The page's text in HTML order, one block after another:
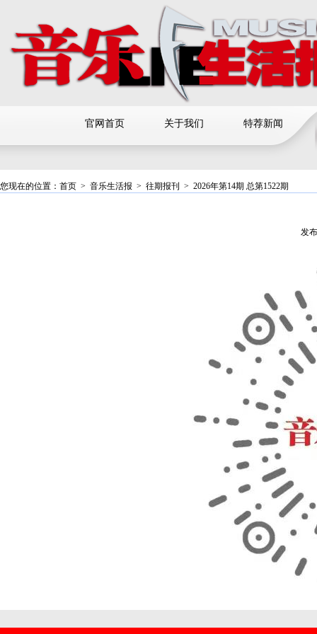
官网首页 关于我们 特荐新闻
您现在的位置： 首页 > 音乐生活报 > 往期报刊 > 2026年第14期 总第1522期
发